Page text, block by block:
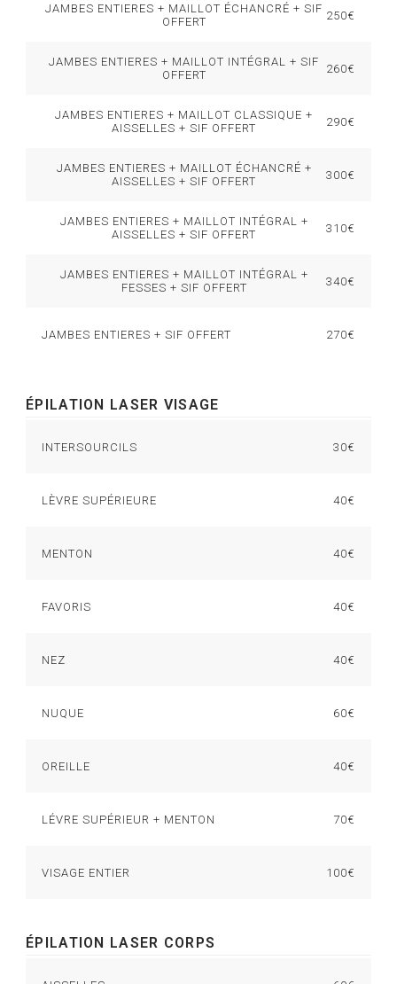
JAMBES ENTIERES + MAILLOT ÉCHANCRÉ + SIF
OFFERT
250€
JAMBES ENTIERES + MAILLOT INTÉGRAL + SIF
OFFERT
260€
JAMBES ENTIERES + MAILLOT CLASSIQUE +
AISSELLES + SIF OFFERT
290€
JAMBES ENTIERES + MAILLOT ÉCHANCRÉ +
AISSELLES + SIF OFFERT
300€
JAMBES ENTIERES + MAILLOT INTÉGRAL +
AISSELLES + SIF OFFERT
310€
JAMBES ENTIERES + MAILLOT INTÉGRAL +
FESSES + SIF OFFERT
340€
JAMBES ENTIERES + SIF OFFERT 270€
ÉPILATION LASER VISAGE
INTERSOURCILS 30€
LÈVRE SUPÉRIEURE 40€
MENTON 40€
FAVORIS 40€
NEZ 40€
NUQUE 60€
OREILLE 40€
LÉVRE SUPÉRIEUR + MENTON 70€
VISAGE ENTIER 100€
ÉPILATION LASER CORPS